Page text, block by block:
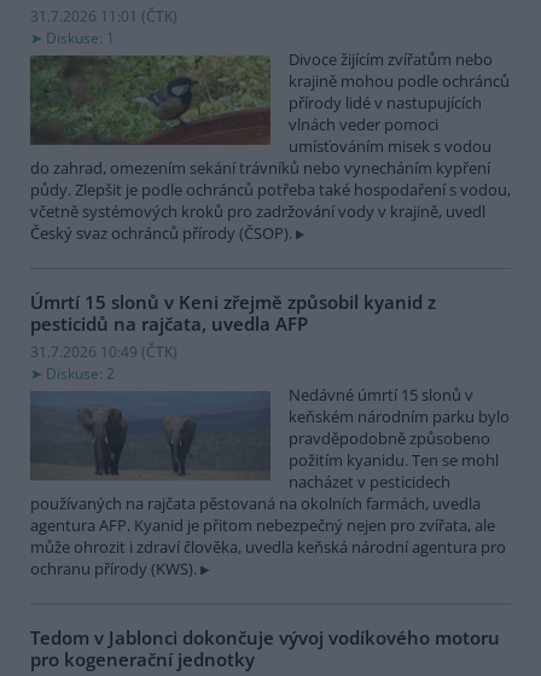
31.7.2026 11:01 (ČTK)
Diskuse: 1
Divoce žijícím zvířatům nebo
krajině mohou podle ochránců
přírody lidé v nastupujících
vlnách veder pomoci
umísťováním misek s vodou
do zahrad, omezením sekání trávníků nebo vynecháním kypření
půdy. Zlepšit je podle ochránců potřeba také hospodaření s vodou,
včetně systémových kroků pro zadržování vody v krajině, uvedl
Český svaz ochránců přírody (ČSOP).
Úmrtí 15 slonů v Keni zřejmě způsobil kyanid z
pesticidů na rajčata, uvedla AFP
31.7.2026 10:49 (ČTK)
Diskuse: 2
Nedávné úmrtí 15 slonů v
keňském národním parku bylo
pravděpodobně způsobeno
požitím kyanidu. Ten se mohl
nacházet v pesticidech
používaných na rajčata pěstovaná na okolních farmách, uvedla
agentura AFP. Kyanid je přitom nebezpečný nejen pro zvířata, ale
může ohrozit i zdraví člověka, uvedla keňská národní agentura pro
ochranu přírody (KWS).
Tedom v Jablonci dokončuje vývoj vodíkového motoru
pro kogenerační jednotky